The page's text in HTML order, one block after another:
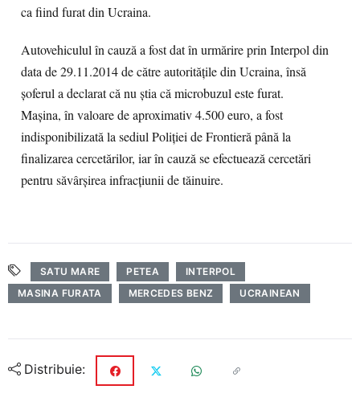
ca fiind furat din Ucraina.
Autovehiculul în cauză a fost dat în urmărire prin Interpol din
data de 29.11.2014 de către autorităţile din Ucraina, însă
şoferul a declarat că nu ştia că microbuzul este furat.
Mașina, în valoare de aproximativ 4.500 euro, a fost
indisponibilizată la sediul Poliţiei de Frontieră până la
finalizarea cercetărilor, iar în cauză se efectuează cercetări
pentru săvârșirea infracțiunii de tăinuire.
SATU MARE PETEA
INTERPOL
MASINA FURATA
MERCEDES BENZ UCRAINEAN
Distribuie: